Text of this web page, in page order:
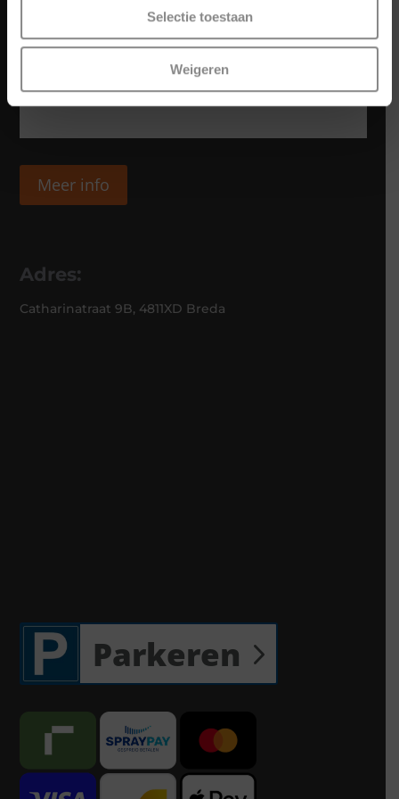
Selectie toestaan
Weigeren
Meer info
Adres:
Catharinatraat 9B, 4811XD Breda
Parkeren